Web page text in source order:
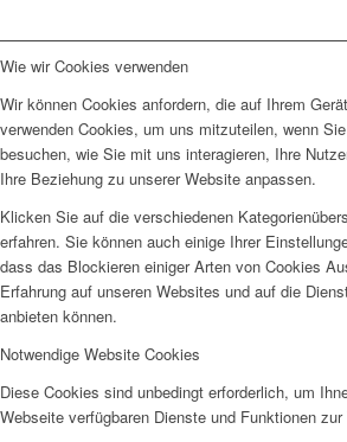
Wie wir Cookies verwenden
Wir können Cookies anfordern, die auf Ihrem
verwenden Cookies, um uns mitzuteilen, wenn
besuchen, wie Sie mit uns interagieren, Ihre
Ihre Beziehung zu unserer Website anpassen.
Klicken Sie auf die verschiedenen
erfahren. Sie können auch einige Ihrer
dass das Blockieren einiger Arten von Cookies
Erfahrung auf unseren Websites und auf die
anbieten können.
Notwendige Website Cookies
Diese Cookies sind unbedingt erforderlich, um
Webseite verfügbaren Dienste und Funktionen